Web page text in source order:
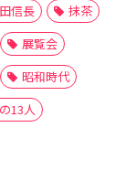
信長
抹茶
展覧会
昭和時代
13人